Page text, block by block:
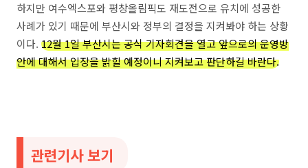
하지만 여수엑스포와 평창올림픽도 재도전으로 유치에 성공한
사례가 있기 때문에 부산시와 정부의 결정을 지켜봐야 하는 상황
이다. 12월 1일 부산시는 공식 기자회견을 열고 앞으로의 운영방
안에 대해서 입장을 밝힐 예정이니 지켜보고 판단하길 바란다.
관련기사 보기